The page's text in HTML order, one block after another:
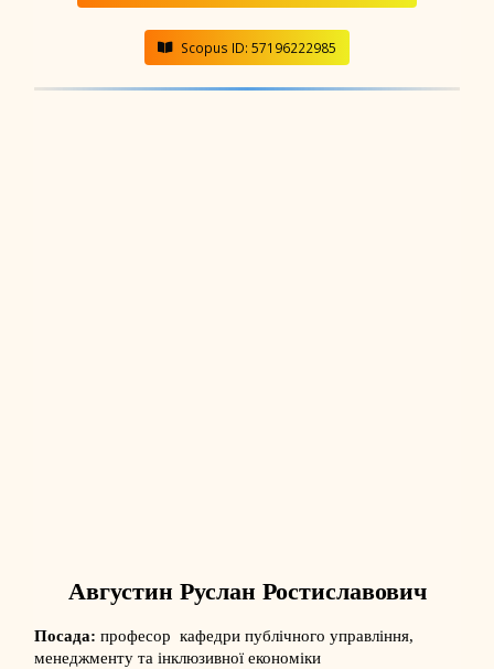
Scopus ID: 57196222985
Августин Руслан Ростиславович
Посада: професор кафедри публічного управління,
менеджменту та інклюзивної економіки